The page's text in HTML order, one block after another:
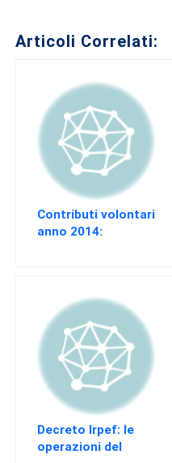
Articoli Correlati:
Contributi volontari
anno 2014:
autonomi ed iscritti
alla Gestione
separata
Decreto Irpef: le
operazioni del